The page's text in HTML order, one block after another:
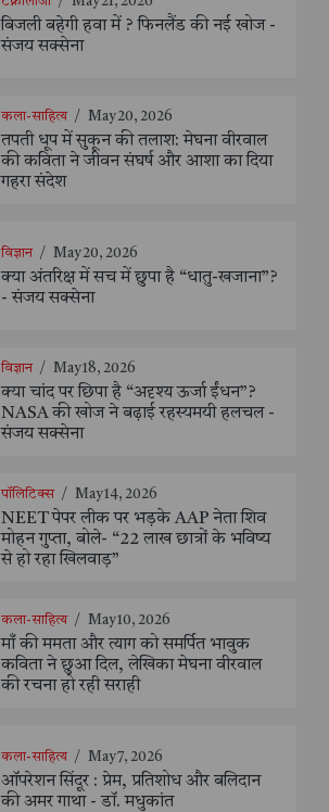
बिजली बहेगी हवा में ? फिनलैंड की नई खोज -
संजय सक्सेना
कला-साहित्य / May 20, 2026
तपती धूप में सुकून की तलाश: मेघना वीरवाल
की कविता ने जीवन संघर्ष और आशा का दिया
गहरा संदेश
विज्ञान / May 20, 2026
क्या अंतरिक्ष में सच में छुपा है “धातु-खजाना”?
- संजय सक्सेना
विज्ञान / May 18, 2026
क्या चांद पर छिपा है “अदृश्य ऊर्जा ईंधन”?
NASA की खोज ने बढ़ाई रहस्यमयी हलचल -
संजय सक्सेना
पॉलिटिक्स / May 14, 2026
NEET पेपर लीक पर भड़के AAP नेता शिव
मोहन गुप्ता, बोले- “22 लाख छात्रों के भविष्य
से हो रहा खिलवाड़”
कला-साहित्य / May 10, 2026
माँ की ममता और त्याग को समर्पित भावुक
कविता ने छुआ दिल, लेखिका मेघना वीरवाल
की रचना हो रही सराही
कला-साहित्य / May 7, 2026
ऑपरेशन सिंदूर : प्रेम, प्रतिशोध और बलिदान
की अमर गाथा - डॉ. मधुकांत